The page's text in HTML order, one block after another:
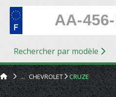
Rechercher par modèle
CHEVROLET CRUZE